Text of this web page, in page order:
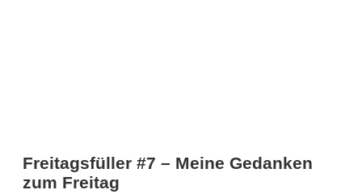
Freitagsfüller #7 – Meine Gedanken
zum Freitag